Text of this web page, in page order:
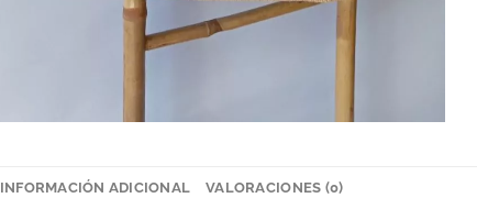
INFORMACIÓN ADICIONAL VALORACIONES (0)